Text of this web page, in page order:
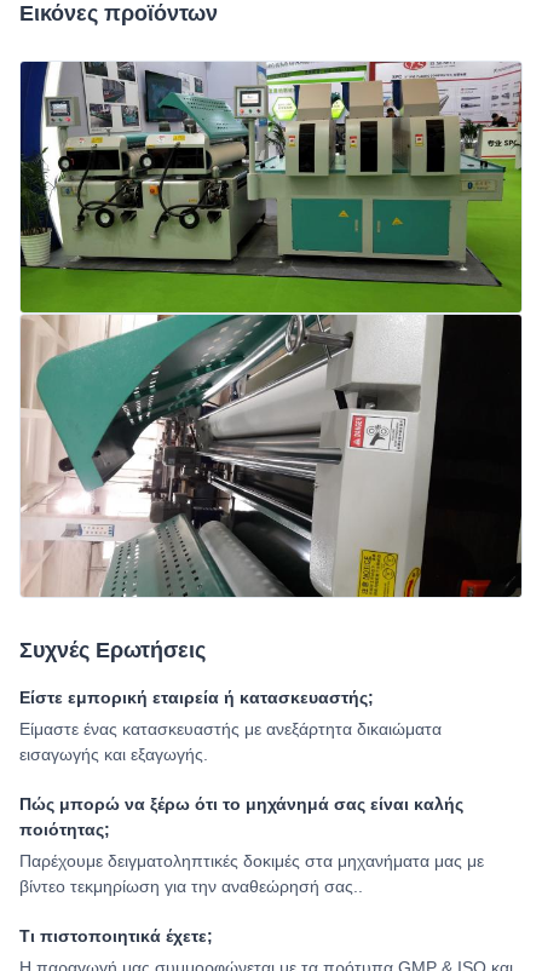
Εικόνες προϊόντων
Συχνές Ερωτήσεις
Είστε εμπορική εταιρεία ή κατασκευαστής;
Είμαστε ένας κατασκευαστής με ανεξάρτητα δικαιώματα
εισαγωγής και εξαγωγής.
Πώς μπορώ να ξέρω ότι το μηχάνημά σας είναι καλής
ποιότητας;
Παρέχουμε δειγματοληπτικές δοκιμές στα μηχανήματα μας με
βίντεο τεκμηρίωση για την αναθεώρησή σας..
Τι πιστοποιητικά έχετε;
Η παραγωγή μας συμμορφώνεται με τα πρότυπα GMP & ISO και